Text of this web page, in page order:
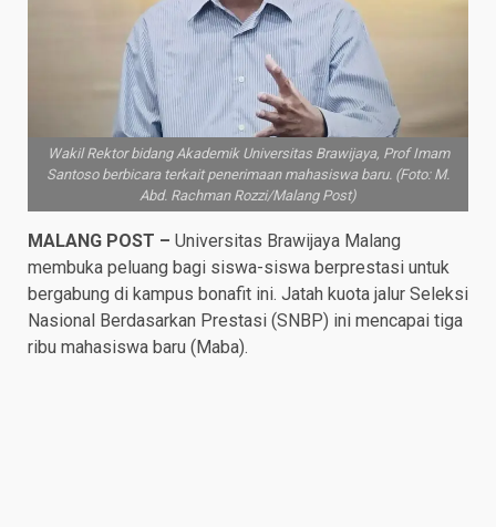
Wakil Rektor bidang Akademik Universitas Brawijaya, Prof Imam
Santoso berbicara terkait penerimaan mahasiswa baru. (Foto: M.
Abd. Rachman Rozzi/Malang Post)
MALANG POST – Universitas Brawijaya Malang
membuka peluang bagi siswa-siswa berprestasi untuk
bergabung di kampus bonafit ini. Jatah kuota jalur Seleksi
Nasional Berdasarkan Prestasi (SNBP) ini mencapai tiga
ribu mahasiswa baru (Maba).